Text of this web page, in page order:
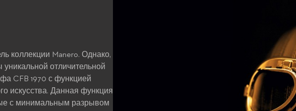
коллекции Manero. Однако,
отличительной
CFB 1970 с функцией
искусства. Данная функция
с минимальным разрывом